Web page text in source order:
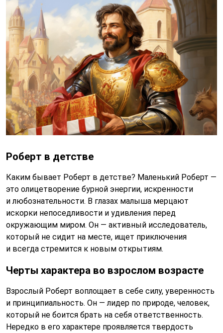
Роберт в детстве
Каким бывает Роберт в детстве? Маленький Роберт —
это олицетворение бурной энергии, искренности
и любознательности. В глазах малыша мерцают
искорки непоседливости и удивления перед
окружающим миром. Он — активный исследователь,
который не сидит на месте, ищет приключения
и всегда стремится к новым открытиям.
Черты характера во взрослом возрасте
Взрослый Роберт воплощает в себе силу, уверенность
и принципиальность. Он — лидер по природе, человек,
который не боится брать на себя ответственность.
Нередко в его характере проявляется твердость